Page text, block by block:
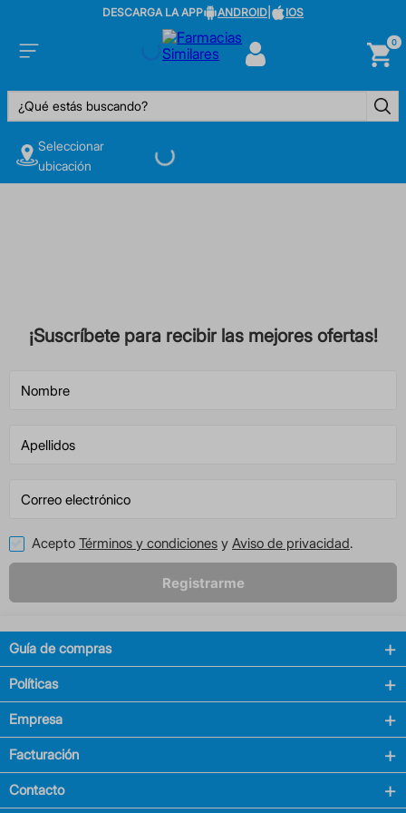
DESCARGA LA APP ANDROID IOS
0
¿Qué estás buscando?
Seleccionar
ubicación
¡Suscríbete para recibir las mejores ofertas!
Acepto Términos y condiciones y Aviso de privacidad.
Registrarme
Guía de compras
Políticas
Empresa
Facturación
Contacto